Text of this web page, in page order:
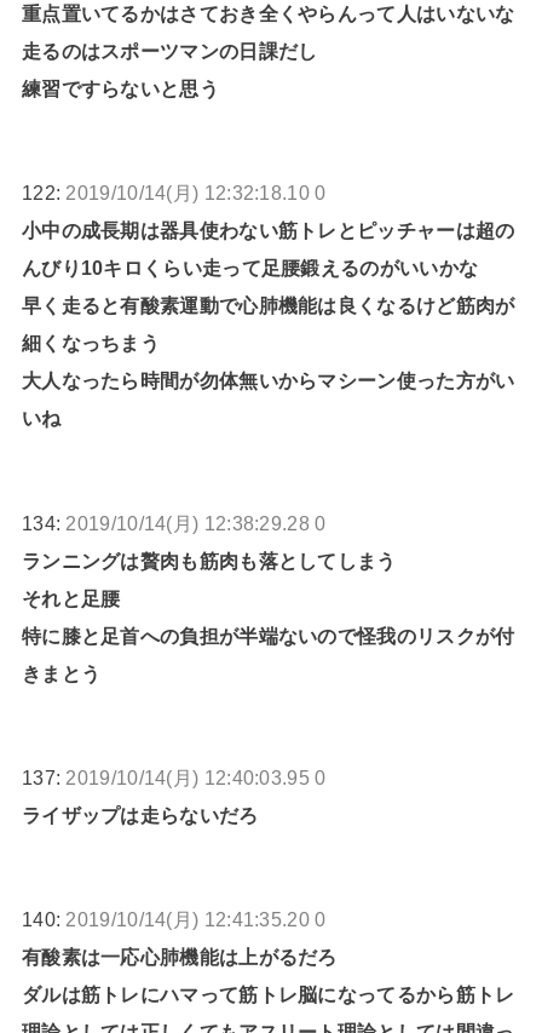
重点置いてるかはさておき全くやらんって人はいないな
走るのはスポーツマンの日課だし
練習ですらないと思う
122: 2019/10/14(月) 12:32:18.10 0
小中の成長期は器具使わない筋トレとピッチャーは超の
んびり10キロくらい走って足腰鍛えるのがいいかな
早く走ると有酸素運動で心肺機能は良くなるけど筋肉が
細くなっちまう
大人なったら時間が勿体無いからマシーン使った方がい
いね
134: 2019/10/14(月) 12:38:29.28 0
ランニングは贅肉も筋肉も落としてしまう
それと足腰
特に膝と足首への負担が半端ないので怪我のリスクが付
きまとう
137: 2019/10/14(月) 12:40:03.95 0
ライザップは走らないだろ
140: 2019/10/14(月) 12:41:35.20 0
有酸素は一応心肺機能は上がるだろ
ダルは筋トレにハマって筋トレ脳になってるから筋トレ